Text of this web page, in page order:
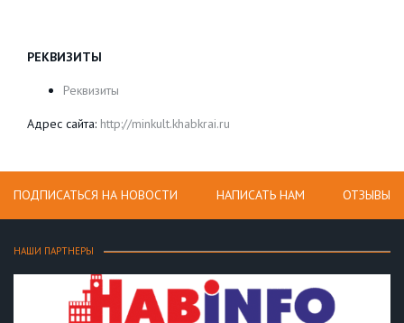
РЕКВИЗИТЫ
Реквизиты
Адрес сайта: http://minkult.khabkrai.ru
ПОДПИСАТЬСЯ НА НОВОСТИ НАПИСАТЬ НАМ ОТЗЫВЫ
НАШИ ПАРТНЕРЫ